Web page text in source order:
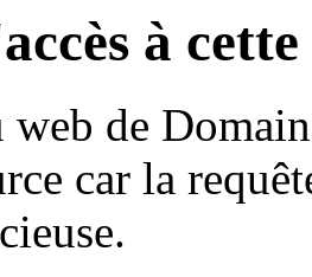
à
web de
car la